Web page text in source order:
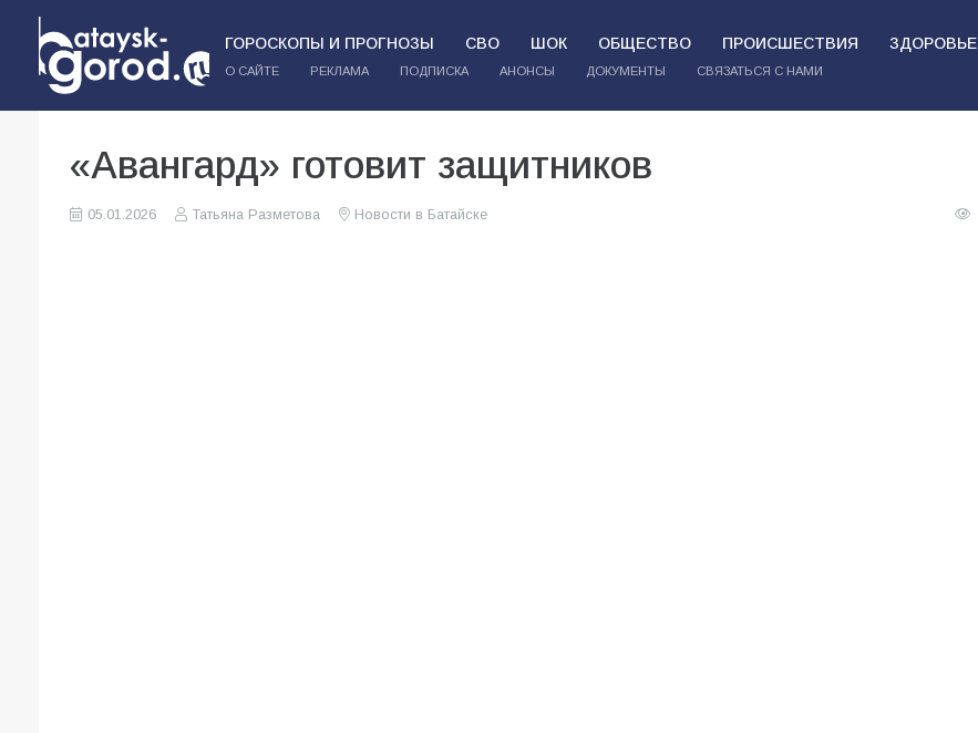
ГОРОСКОПЫ И ПРОГНОЗЫ СВО ШОК ОБЩЕСТВО ПРОИСШЕСТВИЯ ЗДОРОВЬЕ
О САЙТЕ РЕКЛАМА ПОДПИСКА АНОНСЫ ДОКУМЕНТЫ СВЯЗАТЬСЯ С НАМИ
«Авангард» готовит защитников
05.01.2026 Татьяна Разметова Новости в Батайске